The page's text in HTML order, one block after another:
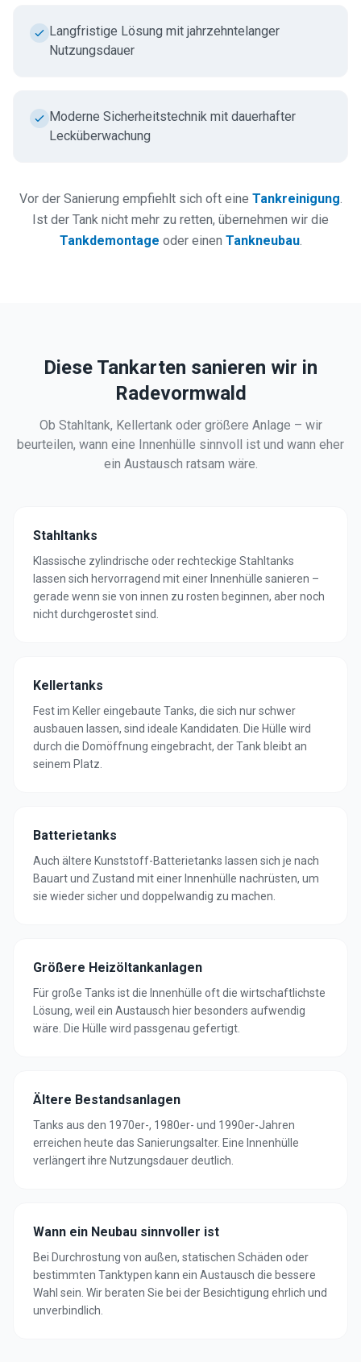
Langfristige Lösung mit jahrzehntelanger
Nutzungsdauer
Moderne Sicherheitstechnik mit dauerhafter
Lecküberwachung
Vor der Sanierung empfiehlt sich oft eine Tankreinigung.
Ist der Tank nicht mehr zu retten, übernehmen wir die
Tankdemontage oder einen Tankneubau.
Diese Tankarten sanieren wir in
Radevormwald
Ob Stahltank, Kellertank oder größere Anlage – wir
beurteilen, wann eine Innenhülle sinnvoll ist und wann eher
ein Austausch ratsam wäre.
Stahltanks
Klassische zylindrische oder rechteckige Stahltanks
lassen sich hervorragend mit einer Innenhülle sanieren –
gerade wenn sie von innen zu rosten beginnen, aber noch
nicht durchgerostet sind.
Kellertanks
Fest im Keller eingebaute Tanks, die sich nur schwer
ausbauen lassen, sind ideale Kandidaten. Die Hülle wird
durch die Domöffnung eingebracht, der Tank bleibt an
seinem Platz.
Batterietanks
Auch ältere Kunststoff-Batterietanks lassen sich je nach
Bauart und Zustand mit einer Innenhülle nachrüsten, um
sie wieder sicher und doppelwandig zu machen.
Größere Heizöltankanlagen
Für große Tanks ist die Innenhülle oft die wirtschaftlichste
Lösung, weil ein Austausch hier besonders aufwendig
wäre. Die Hülle wird passgenau gefertigt.
Ältere Bestandsanlagen
Tanks aus den 1970er-, 1980er- und 1990er-Jahren
erreichen heute das Sanierungsalter. Eine Innenhülle
verlängert ihre Nutzungsdauer deutlich.
Wann ein Neubau sinnvoller ist
Bei Durchrostung von außen, statischen Schäden oder
bestimmten Tanktypen kann ein Austausch die bessere
Wahl sein. Wir beraten Sie bei der Besichtigung ehrlich und
unverbindlich.